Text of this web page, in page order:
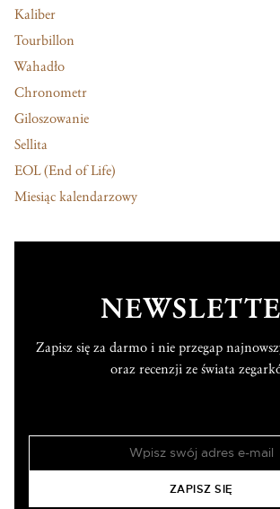
Kaliber
Tourbillon
Wahadło
Chronometr
Giloszowanie
Sellita
EOL (End of Life)
Miesiąc kalendarzowy
Zapisz się za darmo i nie przegap
oraz recenzji ze świata